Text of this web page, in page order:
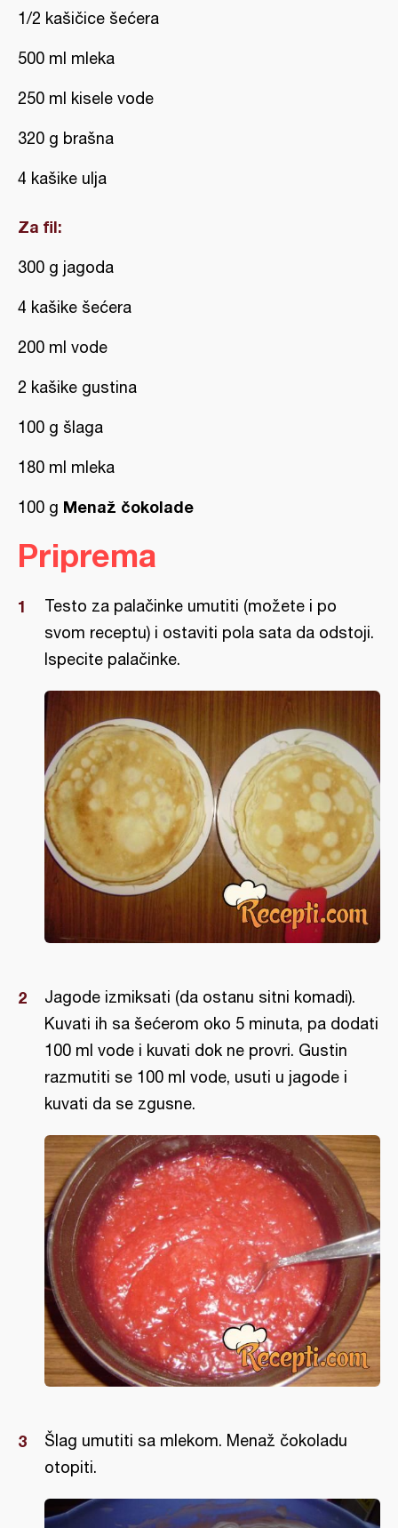
1/2 kašičice šećera
500 ml mleka
250 ml kisele vode
320 g brašna
4 kašike ulja
Za fil:
300 g jagoda
4 kašike šećera
200 ml vode
2 kašike gustina
100 g šlaga
180 ml mleka
100 g Menaž čokolade
Priprema
Testo za palačinke umutiti (možete i po
svom receptu) i ostaviti pola sata da odstoji.
Ispecite palačinke.
Jagode izmiksati (da ostanu sitni komadi).
Kuvati ih sa šećerom oko 5 minuta, pa dodati
100 ml vode i kuvati dok ne provri. Gustin
razmutiti se 100 ml vode, usuti u jagode i
kuvati da se zgusne.
Šlag umutiti sa mlekom. Menaž čokoladu
otopiti.